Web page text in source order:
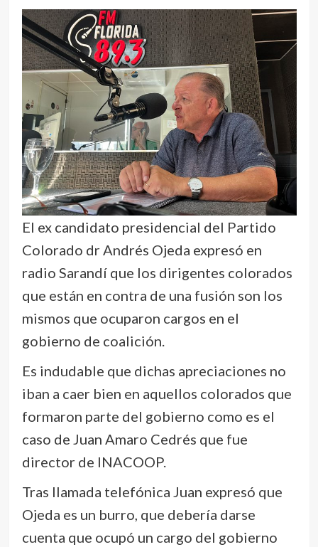
El ex candidato presidencial del Partido
Colorado dr Andrés Ojeda expresó en
radio Sarandí que los dirigentes colorados
que están en contra de una fusión son los
mismos que ocuparon cargos en el
gobierno de coalición.
Es indudable que dichas apreciaciones no
iban a caer bien en aquellos colorados que
formaron parte del gobierno como es el
caso de Juan Amaro Cedrés que fue
director de INACOOP.
Tras llamada telefónica Juan expresó que
Ojeda es un burro, que debería darse
cuenta que ocupó un cargo del gobierno